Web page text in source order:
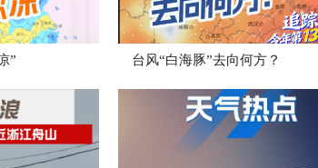
” 台风“白海豚”去向何方？